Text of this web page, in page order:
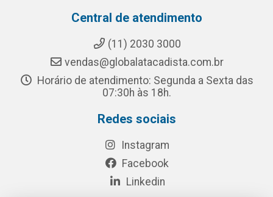
Central de atendimento
(11) 2030 3000
vendas@globalatacadista.com.br
Horário de atendimento: Segunda a Sexta das
07:30h às 18h.
Redes sociais
Instagram
Facebook
Linkedin